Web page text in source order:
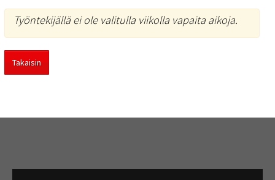
Työntekijällä ei ole valitulla viikolla vapaita aikoja.
Takaisin